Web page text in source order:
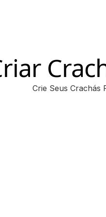
Crie Seus Crachás